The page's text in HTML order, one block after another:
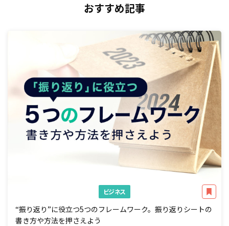
おすすめ記事
ビジネス
“振り返り”に役立つ5つのフレームワーク。振り返りシートの
書き方や方法を押さえよう